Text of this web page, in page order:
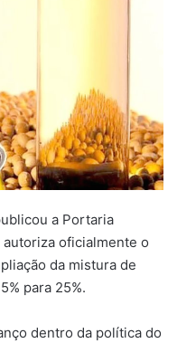
a Portaria
autoriza oficialmente o
da mistura de
para 25%.
dentro da política do